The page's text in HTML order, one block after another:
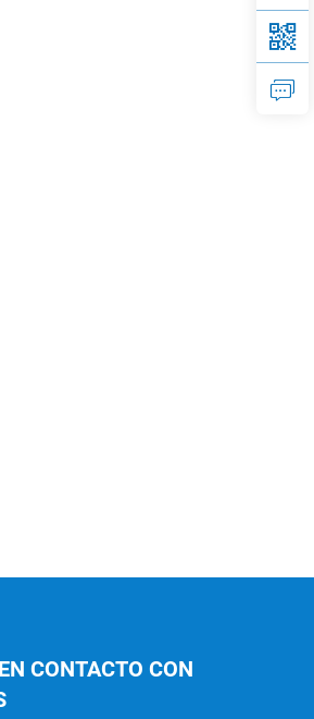
CONTACTO CON